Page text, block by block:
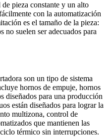
pieza constante y un alto
con la automatización
es el tamaño de la pieza:
​​no suelen ser adecuados para
son un tipo de sistema
hornos de empuje, hornos
diseñados para una producción
están diseñados para lograr la
multizona, control de
que mantienen las
térmico sin interrupciones.